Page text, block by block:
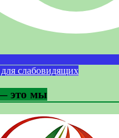
слабовидящих
это мы